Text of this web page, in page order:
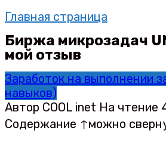
Главная страница
Биржа микрозадач
мой отзыв
Заработок на выполнении
навыков)
Автор COOL inet На чтение
Содержание ↑можно